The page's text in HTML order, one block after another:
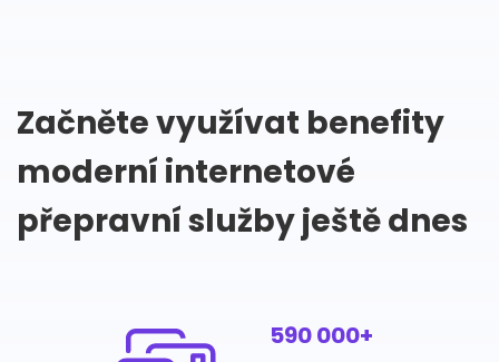
Začněte využívat benefity
moderní internetové
přepravní služby ještě dnes
590 000+